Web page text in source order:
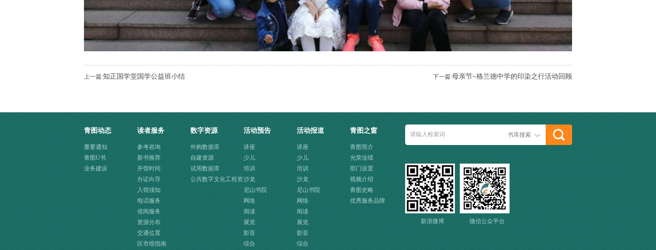
下一篇:母亲节~格兰德中学的印染之行活动回顾
上一篇:知正国学堂国学公益班小结
青图动态
重要通知
青图U书
业务建设
读者服务
参考咨询
新书推荐
开馆时间
办证向导
入馆须知
电话服务
借阅服务
资源分布
交通位置
区市馆指南
数字资源
外购数据库
自建资源
试用数据库
公共数字文化工程资
活动预告
讲座
少儿
培训
沙龙
尼山书院
网络
阅读
展览
影音
综合
活动报道
讲座
少儿
培训
沙龙
尼山书院
网络
阅读
展览
影音
综合
青图之窗
青图简介
光荣业绩
部门设置
视频介绍
青图史略
优秀服务品牌
书库搜索
新浪微博 微信公众平台